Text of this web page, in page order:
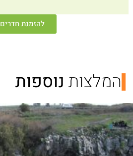
להזמנת חדרים
המלצות נוספות